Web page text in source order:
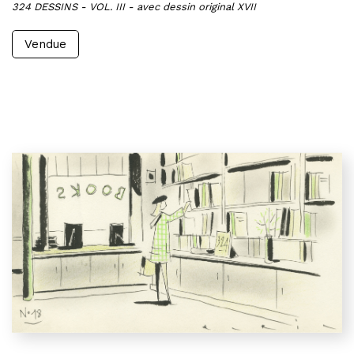
324 DESSINS - VOL. III - avec dessin original XVII
Vendue